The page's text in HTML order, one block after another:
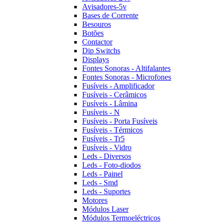
Avisadores-5v
Bases de Corrente
Besouros
Botões
Contactor
Dip Switchs
Displays
Fontes Sonoras - Altifalantes
Fontes Sonoras - Microfones
Fusíveis - Amplificador
Fusíveis - Cerâmicos
Fusíveis - Lâmina
Fusíveis - N
Fusíveis - Porta Fusíveis
Fusíveis - Térmicos
Fusíveis - Tr5
Fusíveis - Vidro
Leds - Diversos
Leds - Foto-diodos
Leds - Painel
Leds - Smd
Leds - Suportes
Motores
Módulos Laser
Módulos Termoeléctricos